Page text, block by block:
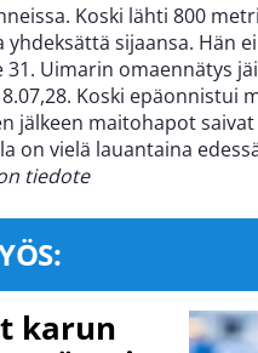
Koski lähti 800
sijaansa. Hän
Uimarin omaennätys
Koski epäonnistui
jälkeen maitohapot saivat
on vielä lauantaina
tiedote
karun